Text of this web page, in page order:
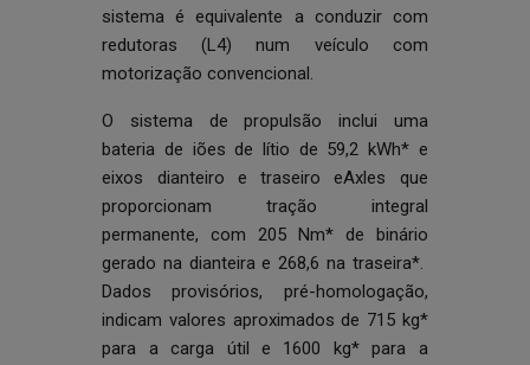
sistema é equivalente a conduzir com
redutoras (L4) num veículo com
motorização convencional.
O sistema de propulsão inclui uma
bateria de iões de lítio de 59,2 kWh* e
eixos dianteiro e traseiro eAxles que
proporcionam tração integral
permanente, com 205 Nm* de binário
gerado na dianteira e 268,6 na traseira*.
Dados provisórios, pré-homologação,
indicam valores aproximados de 715 kg*
para a carga útil e 1600 kg* para a